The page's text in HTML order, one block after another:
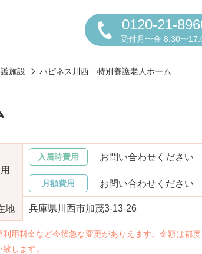
0120-21-
受付月〜金 8:30〜
円かについて
老人ホームの種類 よくある
施設 ハピネス川西 特別養護老人ホーム
入居時費用 お問い合わせください
月額費用 お問い合わせください
地 兵庫県川西市加茂3-13-26
用料金など今後急な変更がありえます。金額は都
します。